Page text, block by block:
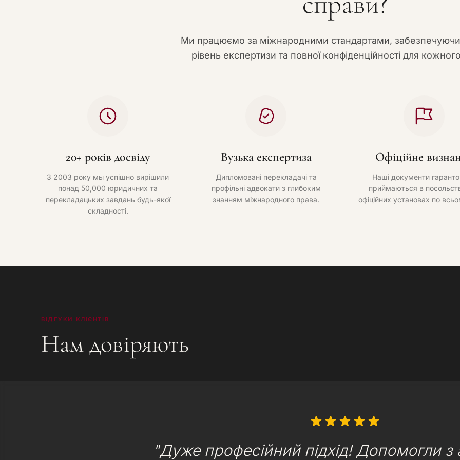
Ми працюємо за міжнародними стандартами,
рівень експертизи та повної конфіденційності для
20+ років досвіду
З 2003 року мы успішно вирішили
понад 50,000 юридичних та
перекладацьких завдань будь-якої
складності.
Вузька експертиза
Дипломовані перекладачі та
профільні адвокати з глибоким
знанням міжнародного права.
Офіційне
Наші документи
приймаються в
офіційних установах по
ВІДГУКИ КЛІЄНТІВ
Нам довіряють
"Дуже професійний підхід! Допомогли з